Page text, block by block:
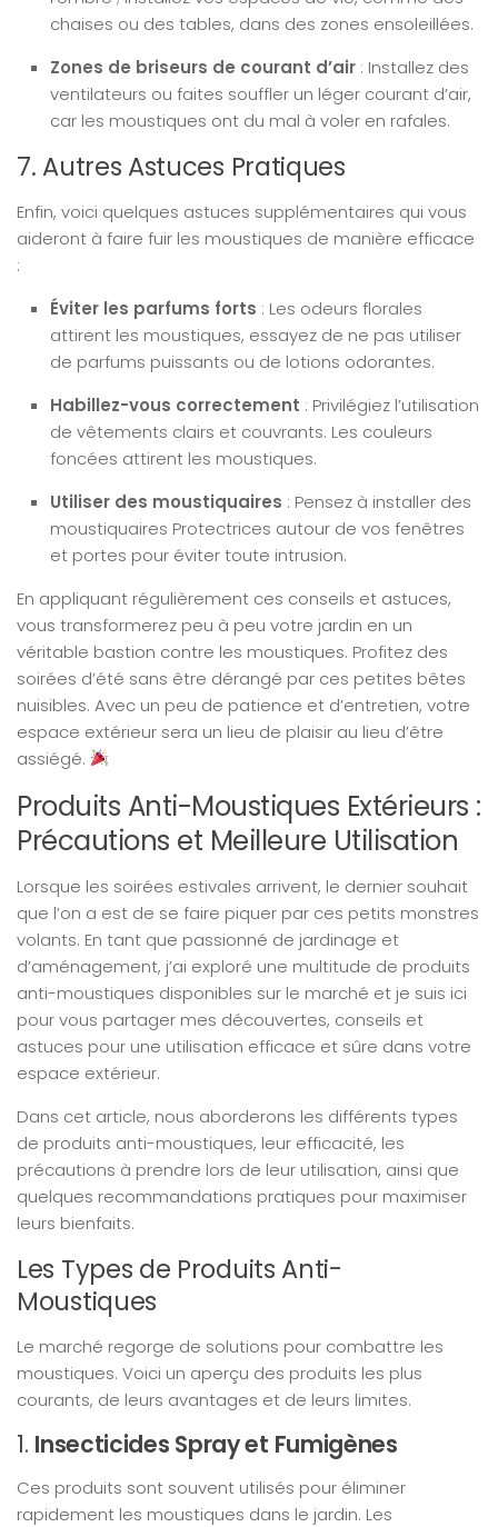
chaises ou des tables, dans des zones ensoleillées.
Zones de briseurs de courant d’air : Installez des
ventilateurs ou faites souffler un léger courant d’air,
car les moustiques ont du mal à voler en rafales.
7. Autres Astuces Pratiques
Enfin, voici quelques astuces supplémentaires qui vous
aideront à faire fuir les moustiques de manière efficace
:
Éviter les parfums forts : Les odeurs florales
attirent les moustiques, essayez de ne pas utiliser
de parfums puissants ou de lotions odorantes.
Habillez-vous correctement : Privilégiez l’utilisation
de vêtements clairs et couvrants. Les couleurs
foncées attirent les moustiques.
Utiliser des moustiquaires : Pensez à installer des
moustiquaires Protectrices autour de vos fenêtres
et portes pour éviter toute intrusion.
En appliquant régulièrement ces conseils et astuces,
vous transformerez peu à peu votre jardin en un
véritable bastion contre les moustiques. Profitez des
soirées d’été sans être dérangé par ces petites bêtes
nuisibles. Avec un peu de patience et d’entretien, votre
espace extérieur sera un lieu de plaisir au lieu d’être
assiégé.
Produits Anti-Moustiques Extérieurs :
Précautions et Meilleure Utilisation
Lorsque les soirées estivales arrivent, le dernier souhait
que l’on a est de se faire piquer par ces petits monstres
volants. En tant que passionné de jardinage et
d’aménagement, j’ai exploré une multitude de produits
anti-moustiques disponibles sur le marché et je suis ici
pour vous partager mes découvertes, conseils et
astuces pour une utilisation efficace et sûre dans votre
espace extérieur.
Dans cet article, nous aborderons les différents types
de produits anti-moustiques, leur efficacité, les
précautions à prendre lors de leur utilisation, ainsi que
quelques recommandations pratiques pour maximiser
leurs bienfaits.
Les Types de Produits Anti-
Moustiques
Le marché regorge de solutions pour combattre les
moustiques. Voici un aperçu des produits les plus
courants, de leurs avantages et de leurs limites.
1. Insecticides Spray et Fumigènes
Ces produits sont souvent utilisés pour éliminer
rapidement les moustiques dans le jardin. Les